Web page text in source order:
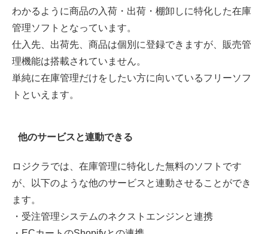
わかるように商品の入荷・出荷・棚卸しに特化した在庫
管理ソフトとなっています。
仕入先、出荷先、商品は個別に登録できますが、販売管
理機能は搭載されていません。
単純に在庫管理だけをしたい方に向いているフリーソフ
トといえます。
他のサービスと連動できる
ロジクラでは、在庫管理に特化した無料のソフトです
が、以下のような他のサービスと連動させることができ
ます。
・受注管理システムのネクストエンジンと連携